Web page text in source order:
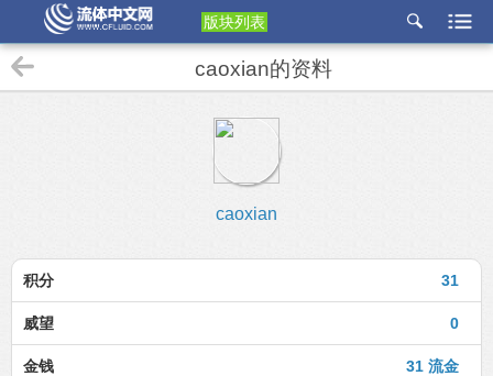
版块列表
etu
caoxian的资料
caoxian
31
积分
0
威望
31 流金
金钱